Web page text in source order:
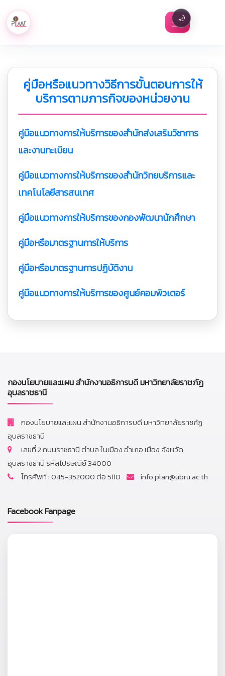
🌙
คู่มือหรือแนวทางวิธีการขั้นตอนการให้
บริการตามภารกิจของหน่วยงาน
คู่มือแนวทางการให้บริการของสำนักส่งเสริมวิชาการ
และงานทะเบียน
คู่มือแนวทางการให้บริการของสำนักวิทยบริการและ
เทคโนโลยีสารสนเทศ
คู่มือแนวทางการให้บริการของกองพัฒนานักศึกษา
คู่มือหรือมาตรฐานการให้บริการ
คู่มือหรือมาตรฐานการปฏิบัติงาน
คู่มือแนวทางการให้บริการของศูนย์คอมพิวเตอร์
กองนโยบายและแผน สำนักงานอธิการบดี มหาวิทยาลัยราชภัฏ
อุบลราชธานี
กองนโยบายและแผน สำนักงานอธิการบดี มหาวิทยาลัยราชภัฏ
อุบลราชธานี
เลขที่ 2 ถนนราชธานี ตำบล ในเมือง อำเภอ เมือง จังหวัด
อุบลราชธานี รหัสไปรษณีย์ 34000
โทรศัพท์ : 045-352000 ต่อ 5110
info.plan@ubru.ac.th
Facebook Fanpage